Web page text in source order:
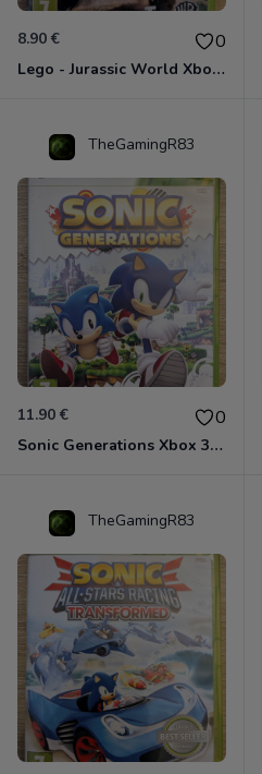
8.90 € 0
Lego - Jurassic World Xbox 360
TheGamingR83
11.90 € 0
Sonic Generations Xbox 360
TheGamingR83